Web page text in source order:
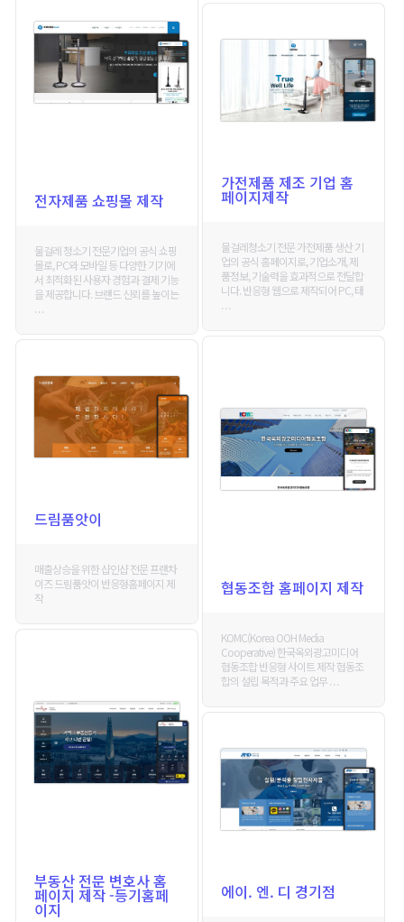
전자제품 쇼핑몰 제작
물걸레 청소기 전문기업의 공식 쇼핑
몰로, PC와 모바일 등 다양한 기기에
서 최적화된 사용자 경험과 결제 기능
을 제공합니다. 브랜드 신뢰를 높이는
. . .
가전제품 제조 기업 홈
페이지제작
물걸레청소기 전문 가전제품 생산 기
업의 공식 홈페이지로, 기업소개, 제
품정보, 기술력을 효과적으로 전달합
니다. 반응형 웹으로 제작되어 PC, 태
. . .
협동조합 홈페이지 제작
KOMC(Korea OOH Media
Cooperative) 한국옥외광고미디어
협동조합 반응형 사이트 제작 협동조
합의 설립 목적과 주요 업무 . . .
드림품앗이
매출상승을 위한 샵인샵 전문 프랜차
이즈 드림품앗이 반응형홈페이지 제
작
부동산 전문 변호사 홈
페이지 제작 -등기홈페
이지
에이. 엔. 디 경기점